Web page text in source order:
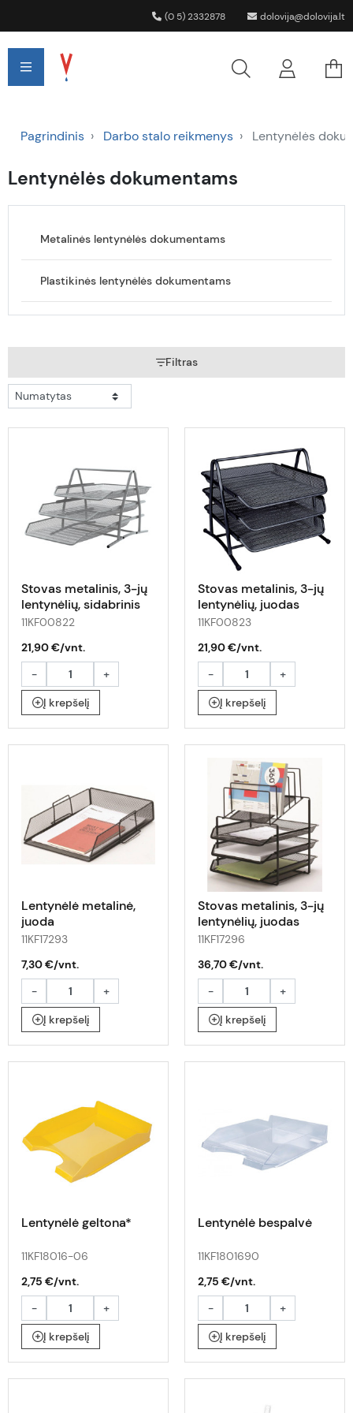
(0 5) 2332878 dolovija@dolovija.lt
Pagrindinis Darbo stalo reikmenys Lentynėlės
Lentynėlės dokumentams
Metalinės lentynėlės dokumentams
Plastikinės lentynėlės dokumentams
Filtras
Stovas metalinis, 3-jų
lentynėlių, sidabrinis
11KF00822
21,90 €/vnt.
-
+
Į krepšelį
Stovas metalinis, 3-jų
lentynėlių, juodas
11KF00823
21,90 €/vnt.
-
+
Į krepšelį
Lentynėlė metalinė,
juoda
11KF17293
7,30 €/vnt.
-
+
Į krepšelį
Stovas metalinis, 3-jų
lentynėlių, juodas
11KF17296
36,70 €/vnt.
-
+
Į krepšelį
Lentynėlė geltona*
11KF18016-06
2,75 €/vnt.
-
+
Į krepšelį
Lentynėlė bespalvė
11KF1801690
2,75 €/vnt.
-
+
Į krepšelį